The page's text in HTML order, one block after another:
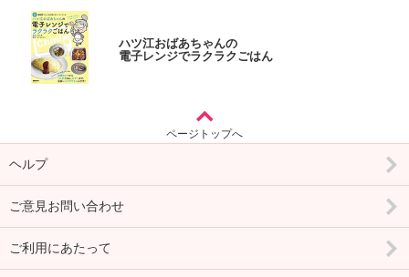
ハツ江おばあちゃんの
電子レンジでラクラクごはん
ページトップへ
ヘルプ
ご意見お問い合わせ
ご利用にあたって